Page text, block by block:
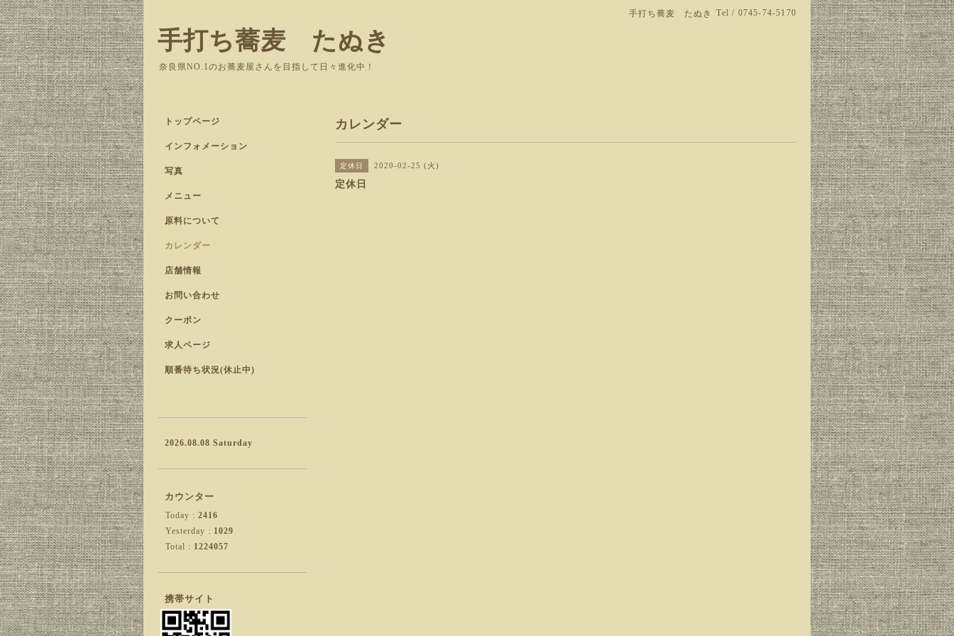
手打ち蕎麦 たぬき Tel / 0745-74-5170
手打ち蕎麦 たぬき
奈良県NO.1のお蕎麦屋さんを目指して日々進化中！
カレンダー
定休日 2020-02-25 (火)
定休日
トップページ
インフォメーション
写真
メニュー
原料について
カレンダー
店舗情報
お問い合わせ
クーポン
求人ページ
順番待ち状況(休止中)
2026.08.08 Saturday
カウンター
Today : 2416
Yesterday : 1029
Total : 1224057
携帯サイト